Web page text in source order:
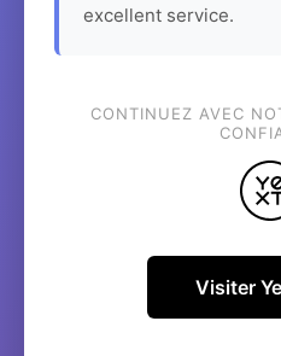
excellent service.
CONTINUEZ AVEC
Visiter